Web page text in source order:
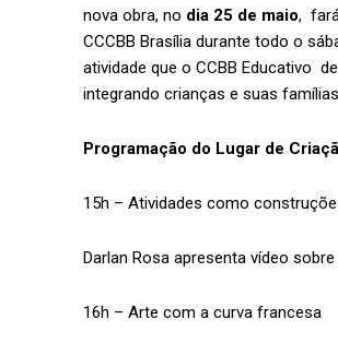
nova obra, no dia 25 de maio,
CCCBB Brasília durante todo o
atividade que o CCBB Educativo
integrando crianças e suas
Programação do Lugar de
15h – Atividades como
Darlan Rosa apresenta vídeo
16h – Arte com a curva francesa